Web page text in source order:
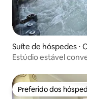
Suíte de hóspedes ⋅
Estúdio estável
Preferido dos
Preferido dos